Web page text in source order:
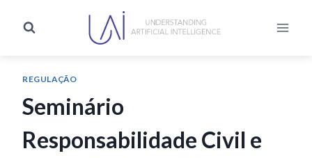
REGULAÇÃO
Seminário
Responsabilidade Civil e